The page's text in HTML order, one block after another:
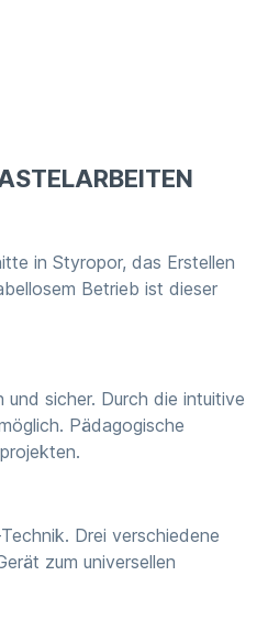
in Styropor, das Erstellen
Betrieb ist dieser
sicher. Durch die intuitive
Pädagogische
Drei verschiedene
zum universellen